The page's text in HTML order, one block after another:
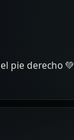
pie derecho 💚